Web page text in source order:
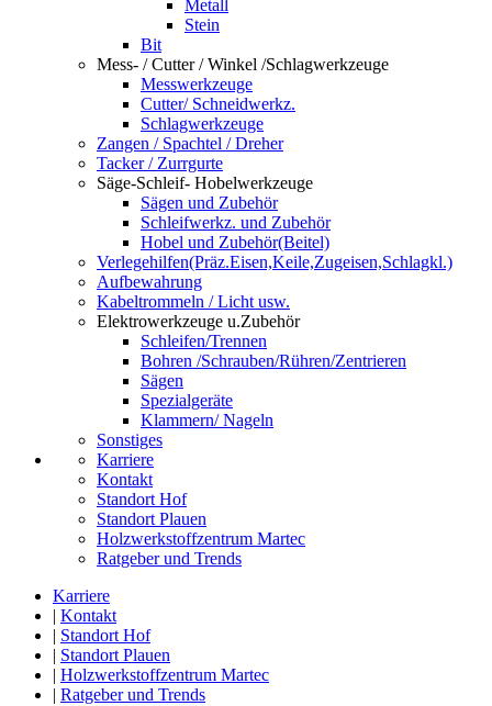
Metall
Stein
Bit
Mess- / Cutter / Winkel /Schlagwerkzeuge
Messwerkzeuge
Cutter/ Schneidwerkz.
Schlagwerkzeuge
Zangen / Spachtel / Dreher
Tacker / Zurrgurte
Säge-Schleif- Hobelwerkzeuge
Sägen und Zubehör
Schleifwerkz. und Zubehör
Hobel und Zubehör(Beitel)
Verlegehilfen(Präz.Eisen,Keile,Zugeisen,Schlagkl.)
Aufbewahrung
Kabeltrommeln / Licht usw.
Elektrowerkzeuge u.Zubehör
Schleifen/Trennen
Bohren /Schrauben/Rühren/Zentrieren
Sägen
Spezialgeräte
Klammern/ Nageln
Sonstiges
Karriere
Kontakt
Standort Hof
Standort Plauen
Holzwerkstoffzentrum Martec
Ratgeber und Trends
Karriere
| Kontakt
| Standort Hof
| Standort Plauen
| Holzwerkstoffzentrum Martec
| Ratgeber und Trends